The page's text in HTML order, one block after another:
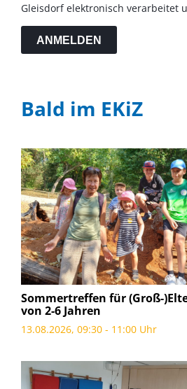
Gleisdorf elektronisch verarbeitet
ANMELDEN
Bald im EKiZ
Sommertreffen für (Groß-
von 2-6 Jahren
13.08.2026, 09:30 - 11:00 Uhr